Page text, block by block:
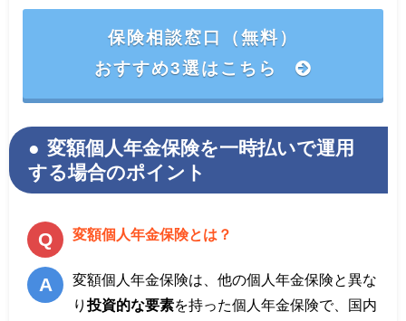
保険相談窓口（無料）
おすすめ3選はこちら
変額個人年金保険を一時払いで運用
する場合のポイント
変額個人年金保険とは？
変額個人年金保険は、他の個人年金保険と異な
り投資的な要素を持った個人年金保険で、国内